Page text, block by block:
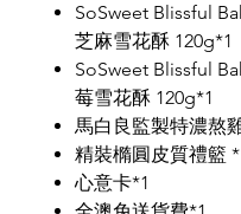
SoSweet Blissful
芝麻雪花酥 120g*1
SoSweet Blissful
莓雪花酥 120g*1
馬白良監製特濃熬
精裝橢圓皮質禮籃
心意卡*1